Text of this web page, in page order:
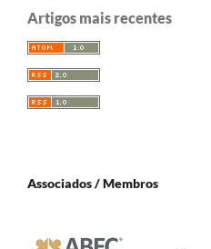
Artigos mais recentes
Associados / Membros